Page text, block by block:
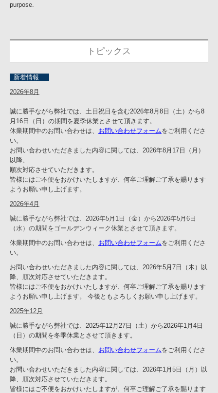
purpose.
トピックス
新着情報
2026年8月
誠に勝手ながら弊社では、土日祝日を含む2026年8月8日（土）から8
月16日（日）の期間を夏季休業とさせて頂きます。
休業期間中のお問い合わせは、 お問い合わせフォームをご利用くださ
い。
お問い合わせいただきました内容に関しては、2026年8月17日（月）
以降、
順次対応させていただきます。
皆様にはご不便をおかけいたしますが、何卒ご理解ご了承を賜ります
ようお願い申し上げます。
2026年4月
誠に勝手ながら弊社では、2026年5月1日（金）から2026年5月6日
（水）の期間をゴールデンウィーク休業とさせて頂きます。
休業期間中のお問い合わせは、 お問い合わせフォームをご利用くださ
い。
お問い合わせいただきました内容に関しては、2026年5月7日（木）以
降、順次対応させていただきます。
皆様にはご不便をおかけいたしますが、何卒ご理解ご了承を賜ります
ようお願い申し上げます。 今後ともよろしくお願い申し上げます。
2025年12月
誠に勝手ながら弊社では、2025年12月27日（土）から2026年1月4日
（日）の期間を冬季休業とさせて頂きます。
休業期間中のお問い合わせは、 お問い合わせフォームをご利用くださ
い。
お問い合わせいただきました内容に関しては、2026年1月5日（月）以
降、順次対応させていただきます。
皆様にはご不便をおかけいたしますが、何卒ご理解ご了承を賜ります